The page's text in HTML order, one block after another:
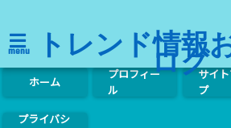
menu トレンド情報
ログ
ホーム
プロフィー
ル
サイ
プ
プライバシ